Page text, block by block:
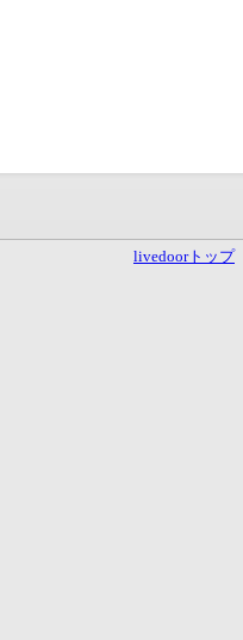
livedoorトップ